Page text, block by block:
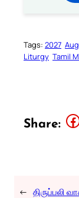
Tags: 2027
Liturgy Tamil
Share: Share this article on Facebook
← திருப்பலி